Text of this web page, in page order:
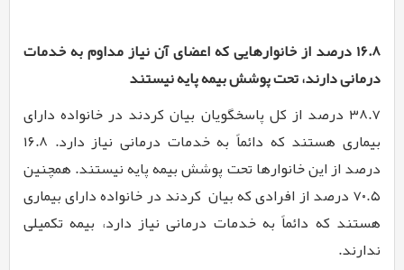
۱۶.۸ درصد از خانوارهایی که اعضای آن نیاز مداوم به خدمات
درمانی دارند، تحت پوشش بیمه پایه نیستند
۳۸.۷ درصد از کل پاسخگویان بیان کردند در خانواده دارای
بیماری هستند که دائماً به خدمات درمانی نیاز دارد. ۱۶.۸
درصد از این خانوارها تحت پوشش بیمه پایه نیستند. همچنین
۷۰.۵ درصد از افرادی که بیان کردند در خانواده دارای بیماری
هستند که دائماً به خدمات درمانی نیاز دارد، بیمه تکمیلی
ندارند.